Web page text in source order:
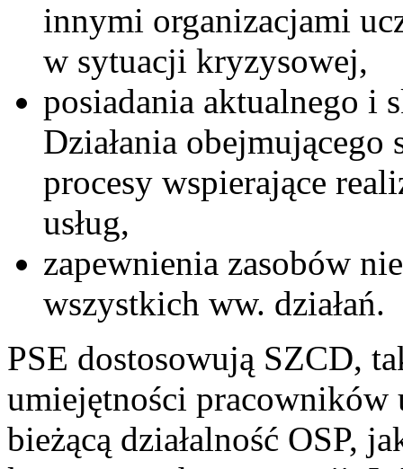
innymi organizacjami
w sytuacji kryzysowej,
posiadania aktualnego i
Działania
procesy wspierające
usług,
zapewnienia zasobów
wszystkich ww. działań.
PSE dostosowują SZCD,
umiejętności pracowników
bieżącą działalność OSP,